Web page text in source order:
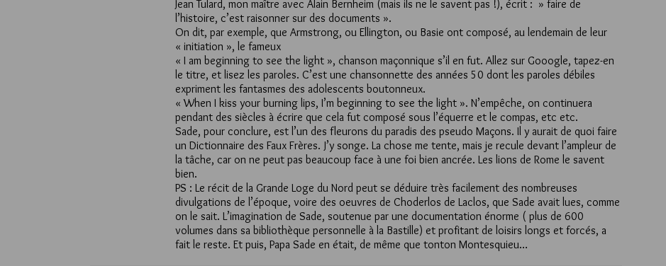
Jean Tulard, mon maître avec Alain Bernheim (mais ils ne le savent pas !), écrit : » faire de
l’histoire, c’est raisonner sur des documents ».
On dit, par exemple, que Armstrong, ou Ellington, ou Basie ont composé, au lendemain de leur
« initiation », le fameux
« I am beginning to see the light », chanson maçonnique s’il en fut. Allez sur Gooogle, tapez-en
le titre, et lisez les paroles. C’est une chansonnette des années 50 dont les paroles débiles
expriment les fantasmes des adolescents boutonneux.
« When I kiss your burning lips, I’m beginning to see the light ». N’empêche, on continuera
pendant des siècles à écrire que cela fut composé sous l’équerre et le compas, etc etc.
Sade, pour conclure, est l’un des fleurons du paradis des pseudo Maçons. Il y aurait de quoi faire
un Dictionnaire des Faux Frères. J’y songe. La chose me tente, mais je recule devant l’ampleur de
la tâche, car on ne peut pas beaucoup face à une foi bien ancrée. Les lions de Rome le savent
bien.
PS : Le récit de la Grande Loge du Nord peut se déduire très facilement des nombreuses
divulgations de l’époque, voire des oeuvres de Choderlos de Laclos, que Sade avait lues, comme
on le sait. L’imagination de Sade, soutenue par une documentation énorme ( plus de 600
volumes dans sa bibliothèque personnelle à la Bastille) et profitant de loisirs longs et forcés, a
fait le reste. Et puis, Papa Sade en était, de même que tonton Montesquieu…